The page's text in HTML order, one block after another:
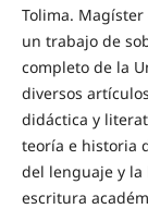
Tolima.
un trabajo de
completo de la
diversos
didáctica y
teoría e historia
del lenguaje y
escritura